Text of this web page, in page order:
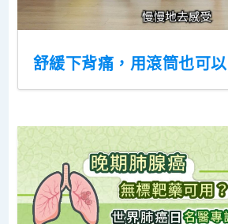
舒緩下背痛，用滾筒也可以